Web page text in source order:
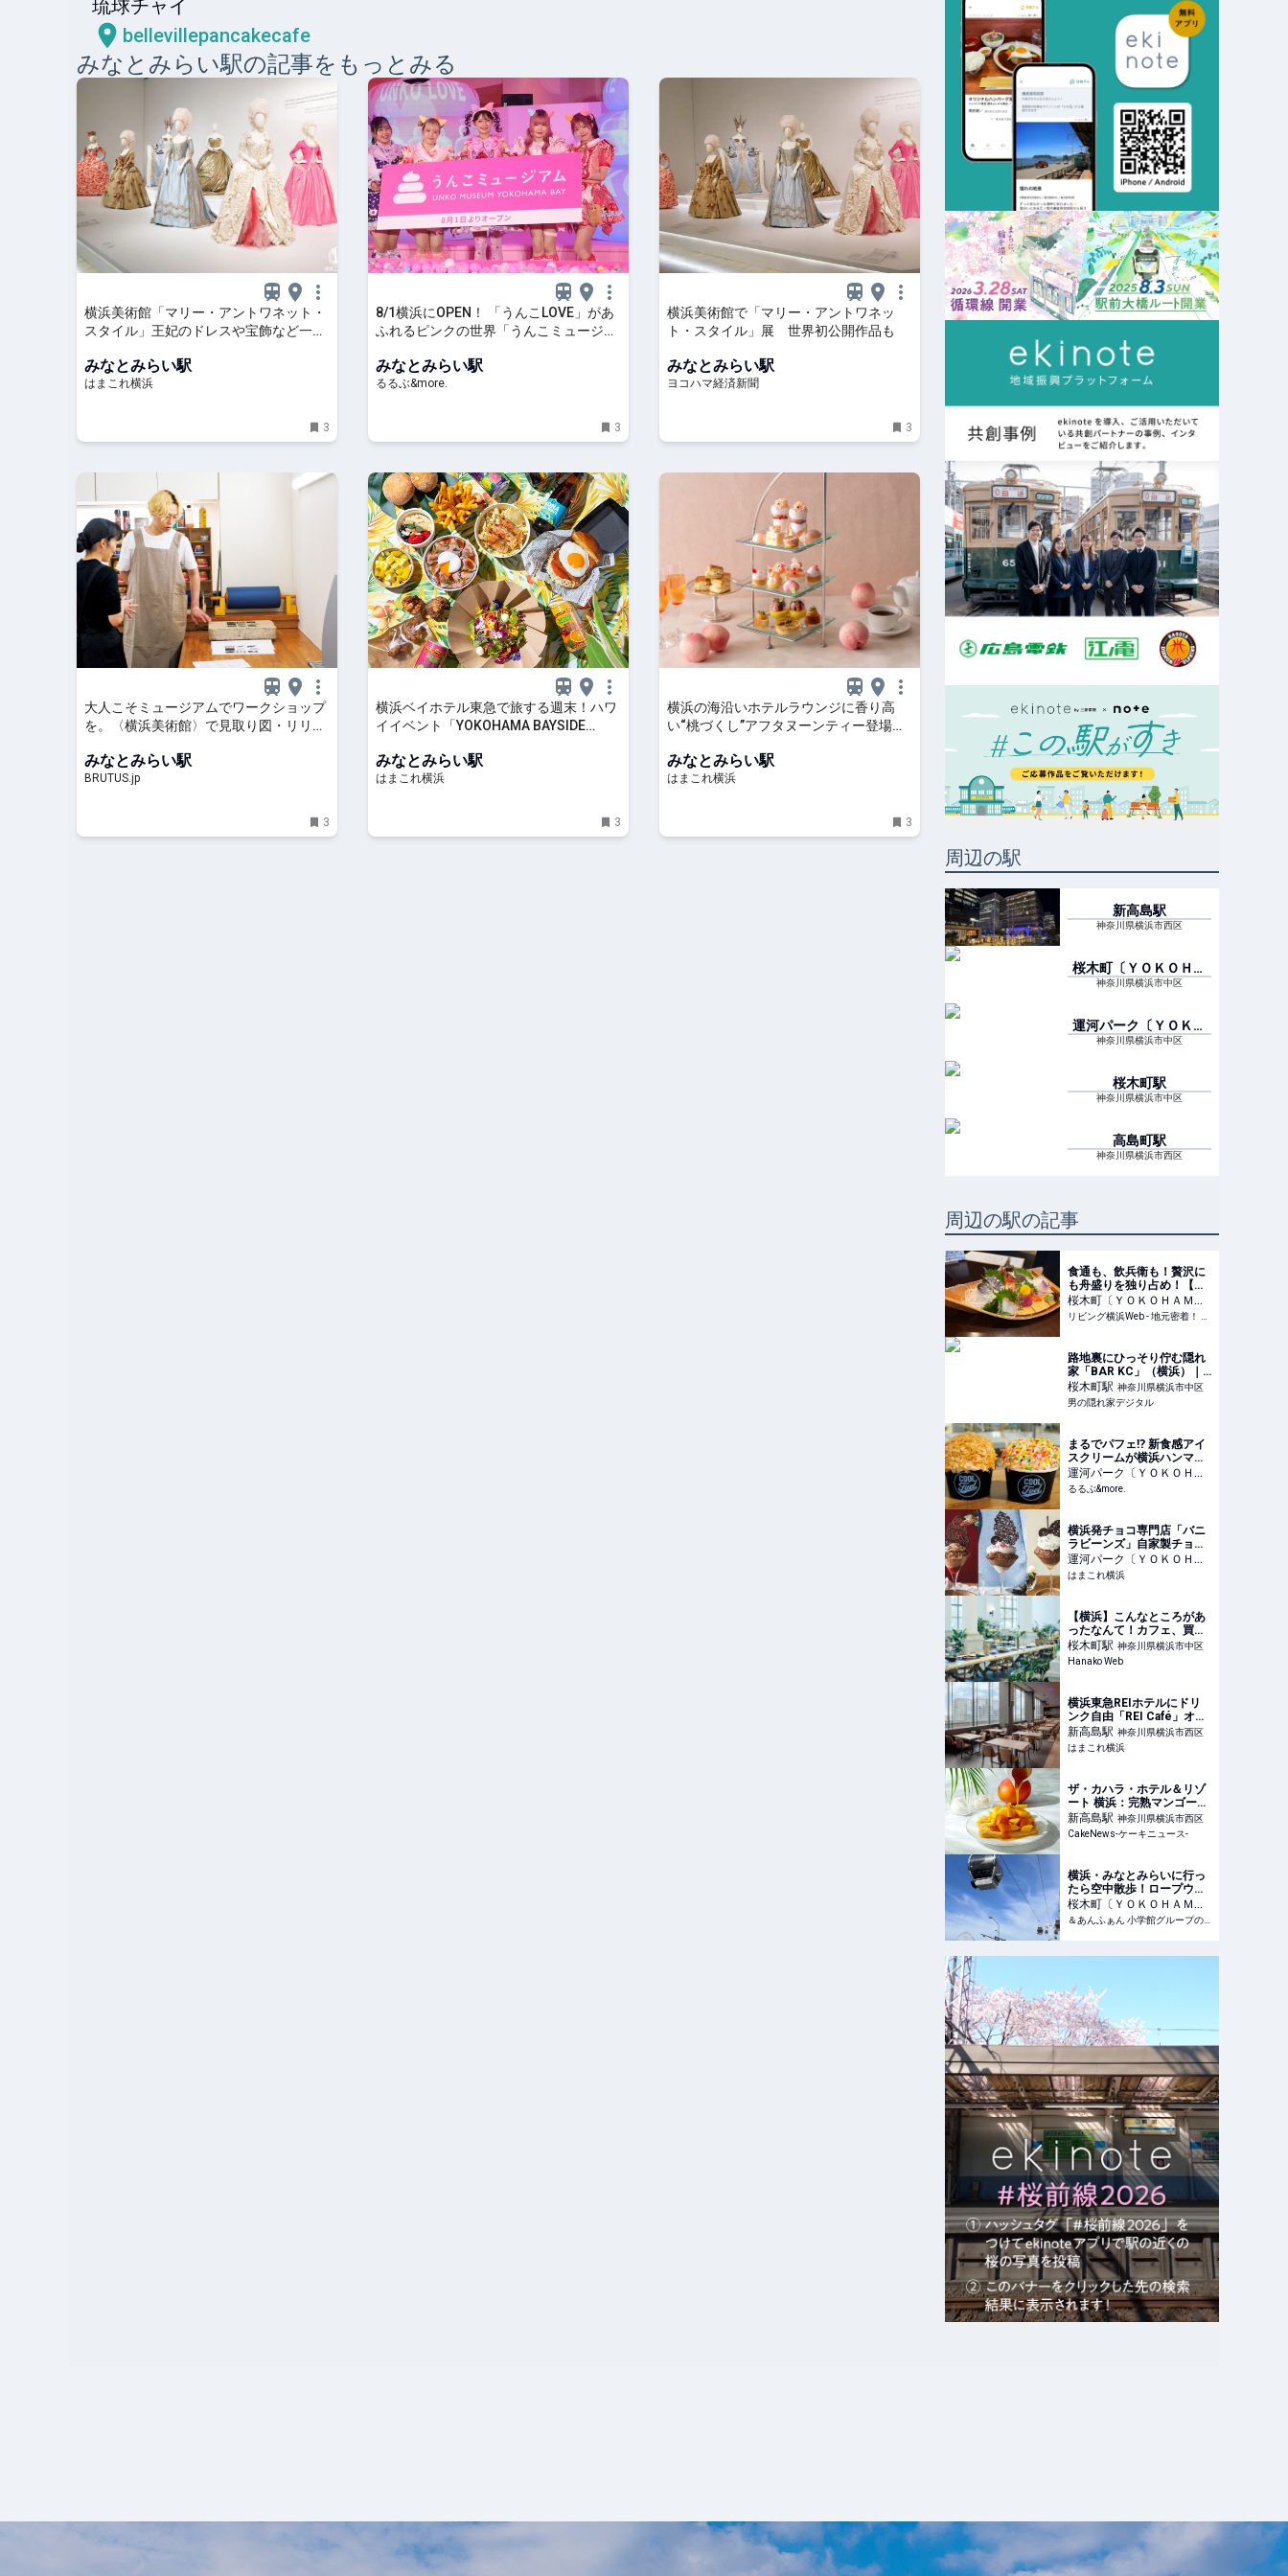
琉球チャイ
bellevillepancakecafe
みなとみらい駅の記事をもっとみる
横浜美術館「マリー・アントワネット・
スタイル」王妃のドレスや宝飾など一挙
横浜
みなとみらい駅
はまこれ横浜
3
8/1横浜にOPEN！ 「うんこLOVE」があ
ふれるピンクの世界「うんこミュージア
かけキロク】｜るるぶ&more.
みなとみらい駅
るるぶ&more.
3
横浜美術館で「マリー・アントワネッ
ト・スタイル」展 世界初公開作品も
みなとみらい駅
ヨコハマ経済新聞
3
大人こそミュージアムでワークショップ
を。〈横浜美術館〉で見取り図・リリー
BRUTUS.jp
みなとみらい駅
BRUTUS.jp
3
横浜ベイホテル東急で旅する週末！ハワ
イイベント「YOKOHAMA BAYSIDE
みなとみらい駅
はまこれ横浜
3
横浜の海沿いホテルラウンジに香り高
い“桃づくし”アフタヌーンティー登場！
れ横浜
みなとみらい駅
はまこれ横浜
3
周辺の駅
新高島駅
神奈川県横浜市西区
桜木町〔ＹＯＫＯＨＡ
ＭＡ ＡＩＲ ＣＡＢ
神奈川県横浜市中区
運河パーク〔ＹＯＫＯ
ＨＡＭＡ ＡＩＲ Ｃ
神奈川県横浜市中区
桜木町駅
神奈川県横浜市中区
高島町駅
神奈川県横浜市西区
周辺の駅の記事
食通も、飲兵衛も！贅沢に
も舟盛りを独り占め！【さ
かなざかな】桜木町駅
桜木町〔ＹＯＫＯＨＡＭ
Ａ ＡＩＲ ＣＡＢＩＮ〕リビング横浜Web - 地元密着！ 横浜、元町・中華街、みなとみらいほかのグルメ、イベント、お出かけ、習い事情報
路地裏にひっそり佇む隠れ
家「BAR KC」（横浜）｜
港町酒場で逢いましょう |
男の隠れ家デジタル
桜木町駅 神奈川県横浜市中区
男の隠れ家デジタル
まるでパフェ⁉ 新食感アイ
スクリームが横浜ハンマー
ヘッドに登場。「COOL
Fuel」は今行きたい超クー
ルなスポット｜るるぶ
運河パーク〔ＹＯＫＯＨＡ
ＭＡ ＡＩＲ ＣＡＢＩ
るるぶ&more.
横浜発チョコ専門店「バニ
ラビーンズ」自家製チョコ
のかき氷“グラスピレ”月替
わりで果実3種の味わい登
場！ | はまこれ横浜
運河パーク〔ＹＯＫＯＨＡ
ＭＡ ＡＩＲ ＣＡＢＩ
はまこれ横浜
【横浜】こんなところがあ
ったなんて！カフェ、買い
物が楽しめる歴史的建造物
〈CRAFT.〉
桜木町駅 神奈川県横浜市中区
Hanako Web
横浜東急REIホテルにドリ
ンク自由「REI Café」オー
プン！宿泊者無料・ビジタ
ーも一律1,200円で利用OK |
はまこれ横浜
新高島駅 神奈川県横浜市西区
はまこれ横浜
ザ・カハラ・ホテル＆リゾ
ート 横浜：完熟マンゴー1
玉分のせた「シンパンケー
キ」など夏季メニュー全2
種、6月1日より4ヵ月展開
新高島駅 神奈川県横浜市西区
CakeNews-ケーキニュース-
横浜・みなとみらいに行っ
たら空中散歩！ロープウェ
イで特別な景色を楽しもう |
&あんふぁん
桜木町〔ＹＯＫＯＨＡＭ
Ａ ＡＩＲ ＣＡＢＩＮ〕＆あんふぁん 小学館グループの子育てメディア